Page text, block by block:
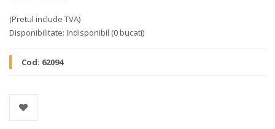
(Pretul include TVA)
Disponibilitate: Indisponibil (0 bucati)
Cod: 62094